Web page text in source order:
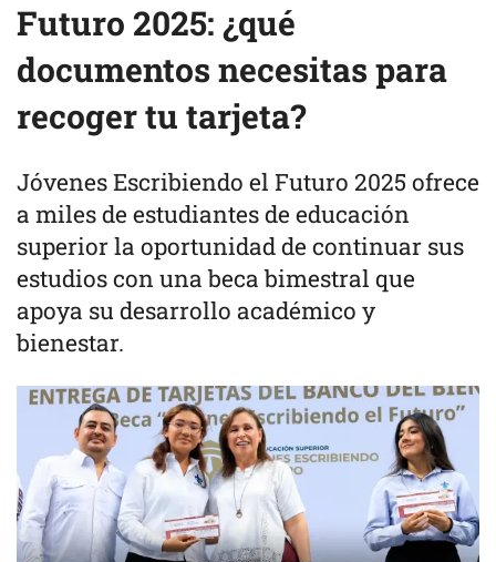
Futuro 2025: ¿qué
documentos necesitas para
recoger tu tarjeta?
Jóvenes Escribiendo el Futuro 2025 ofrece
a miles de estudiantes de educación
superior la oportunidad de continuar sus
estudios con una beca bimestral que
apoya su desarrollo académico y
bienestar.